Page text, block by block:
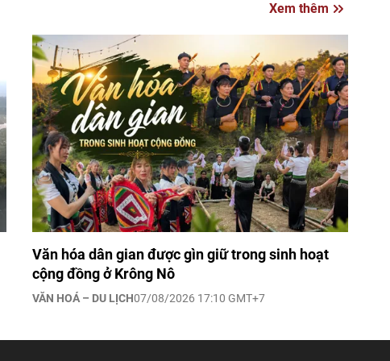
Xem thêm
Văn hóa dân gian được gìn giữ trong sinh hoạt
cộng đồng ở Krông Nô
VĂN HOÁ – DU LỊCH07/08/2026 17:10 GMT+7